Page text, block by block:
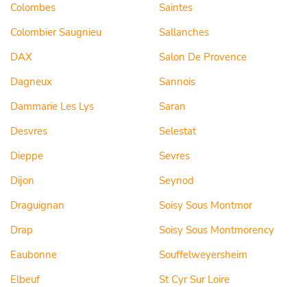
Colombes
Colombier Saugnieu
DAX
Dagneux
Dammarie Les Lys
Desvres
Dieppe
Dijon
Draguignan
Drap
Eaubonne
Elbeuf
Saintes
Sallanches
Salon De Provence
Sannois
Saran
Selestat
Sevres
Seynod
Soisy Sous Montmor
Soisy Sous Montmorency
Souffelweyersheim
St Cyr Sur Loire